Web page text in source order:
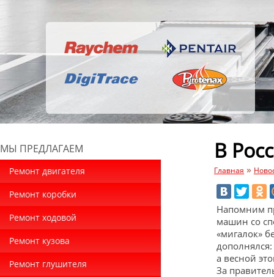
МЫ ПРЕДЛАГАЕМ
Ремонт двигателя
Ремонт коробки
Ремонт ходовой
Ремонт кузова
Ремонт глушителя
В
Главная »
Напомним
машин со
«мигалок»
а весной
За